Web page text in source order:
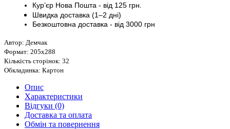
Кур’єр Нова Пошта - від 125 грн.
Швидка доставка (1–2 дні)
Безкоштовна доставка - від 3000 грн
Автор: Демчак
Формат: 205х288
Кількість сторінок: 32
Обкладинка: Картон
Опис
Характеристики
Відгуки (0)
Доставка та оплата
Обмін та повернення